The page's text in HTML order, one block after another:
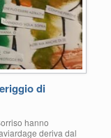
di
hanno
deriva dal